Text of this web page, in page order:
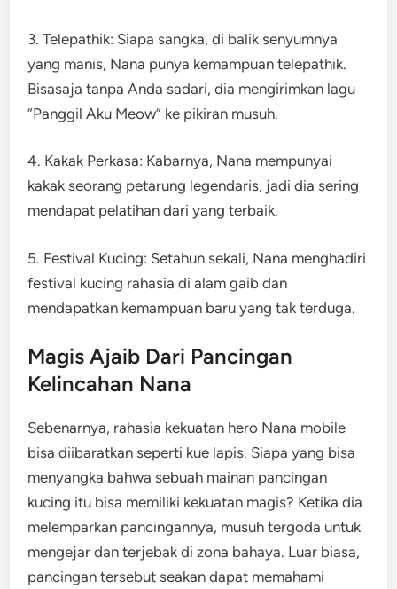
3. Telepathik: Siapa sangka, di balik senyumnya
yang manis, Nana punya kemampuan telepathik.
Bisasaja tanpa Anda sadari, dia mengirimkan lagu
“Panggil Aku Meow” ke pikiran musuh.
4. Kakak Perkasa: Kabarnya, Nana mempunyai
kakak seorang petarung legendaris, jadi dia sering
mendapat pelatihan dari yang terbaik.
5. Festival Kucing: Setahun sekali, Nana menghadiri
festival kucing rahasia di alam gaib dan
mendapatkan kemampuan baru yang tak terduga.
Magis Ajaib Dari Pancingan
Kelincahan Nana
Sebenarnya, rahasia kekuatan hero Nana mobile
bisa diibaratkan seperti kue lapis. Siapa yang bisa
menyangka bahwa sebuah mainan pancingan
kucing itu bisa memiliki kekuatan magis? Ketika dia
melemparkan pancingannya, musuh tergoda untuk
mengejar dan terjebak di zona bahaya. Luar biasa,
pancingan tersebut seakan dapat memahami